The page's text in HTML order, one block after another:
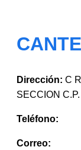
Dirección: C
SECCION
Teléfono:
Correo: